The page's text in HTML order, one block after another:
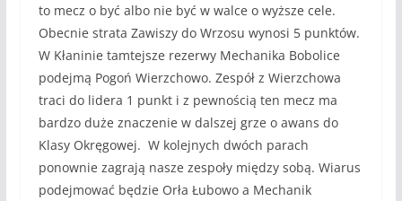
to mecz o być albo nie być w walce o wyższe cele.
Obecnie strata Zawiszy do Wrzosu wynosi 5 punktów.
W Kłaninie tamtejsze rezerwy Mechanika Bobolice
podejmą Pogoń Wierzchowo. Zespół z Wierzchowa
traci do lidera 1 punkt i z pewnością ten mecz ma
bardzo duże znaczenie w dalszej grze o awans do
Klasy Okręgowej. W kolejnych dwóch parach
ponownie zagrają nasze zespoły między sobą. Wiarus
podejmować będzie Orła Łubowo a Mechanik